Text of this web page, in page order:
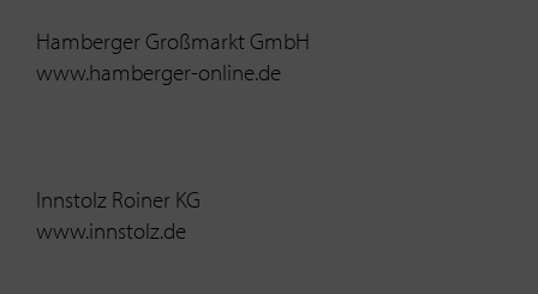
Hamberger Großmarkt GmbH
www.hamberger-online.de
Innstolz Roiner KG
www.innstolz.de